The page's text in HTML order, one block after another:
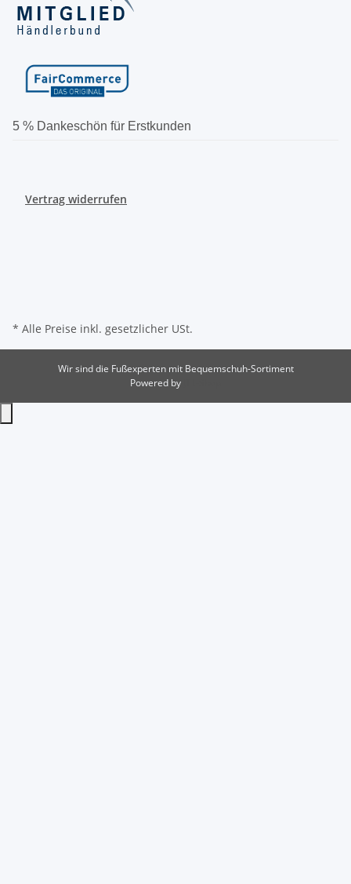
5 % Dankeschön für Erstkunden
Vertrag widerrufen
* Alle Preise inkl. gesetzlicher USt.
Wir sind die Fußexperten mit Bequemschuh-Sortiment
Powered by